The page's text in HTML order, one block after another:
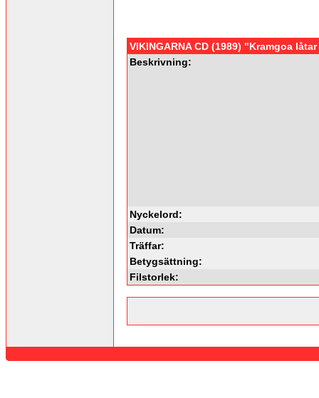
VIKINGARNA CD (1989) "Kramgoa
Beskrivning:
Nyckelord:
Datum:
Träffar:
Betygsättning:
Filstorlek: